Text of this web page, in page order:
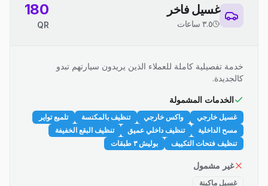
غسيل فاخر
٣.٥ ساعات
180
QR
خدمة تفصيلية كاملة للعملاء الذين يريدون سيارتهم تبدو
كالجديدة.
الخدمات المشمولة
غسيل خارجي واكس خارجي تنظيف بالمكنسة
تلميع تواير
مسح الداخلية
تنظيف داخلي عميق
تنظيف البقع الخفيفة
تنظيف فتحات التكييف
بوليش ٣ طبقات
غير مشمول
غسيل ماكينة